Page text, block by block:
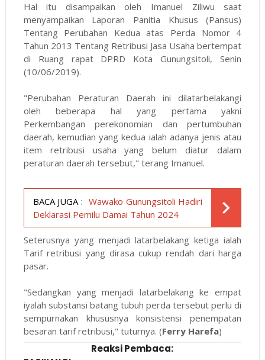
Hal itu disampaikan oleh Imanuel Ziliwu saat
menyampaikan Laporan Panitia Khusus (Pansus)
Tentang Perubahan Kedua atas Perda Nomor 4
Tahun 2013 Tentang Retribusi Jasa Usaha bertempat
di Ruang rapat DPRD Kota Gunungsitoli, Senin
(10/06/2019).
"Perubahan Peraturan Daerah ini dilatarbelakangi
oleh beberapa hal yang pertama yakni
Perkembangan perekonomian dan pertumbuhan
daerah, kemudian yang kedua ialah adanya jenis atau
item retribusi usaha yang belum diatur dalam
peraturan daerah tersebut," terang Imanuel.
BACA JUGA : Wawako Gunungsitoli Hadiri
Deklarasi Pemilu Damai Tahun 2024
Seterusnya yang menjadi latarbelakang ketiga ialah
Tarif retribusi yang dirasa cukup rendah dari harga
pasar.
"Sedangkan yang menjadi latarbelakang ke empat
iyalah substansi batang tubuh perda tersebut perlu di
sempurnakan khususnya konsistensi penempatan
besaran tarif retribusi," tuturnya. (Ferry Harefa)
Reaksi Pembaca: